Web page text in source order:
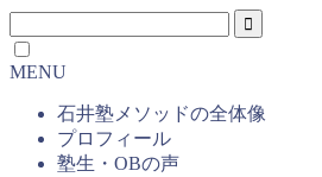
MENU
石井塾メソッドの全体像
プロフィール
塾生・OBの声